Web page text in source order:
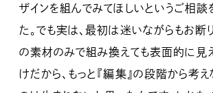
ザインを組んでみてほしいというご相談
た。でも実は、最初は迷いながらもお断
の素材のみで組み換えても表面的に見
けだから、もっと『編集』の段階から考